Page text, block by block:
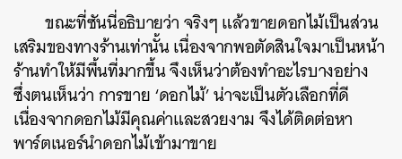
ขณะที่ซันนี่อธิบายว่า จริงๆ แล้วขายดอกไม้เป็นส่วน
เสริมของทางร้านเท่านั้น เนื่องจากพอตัดสินใจมาเป็นหน้า
ร้านทำให้มีพื้นที่มากขึ้น จึงเห็นว่าต้องทำอะไรบางอย่าง
ซึ่งตนเห็นว่า การขาย ‘ดอกไม้’ น่าจะเป็นตัวเลือกที่ดี
เนื่องจากดอกไม้มีคุณค่าและสวยงาม จึงได้ติดต่อหา
พาร์ตเนอร์นำดอกไม้เข้ามาขาย